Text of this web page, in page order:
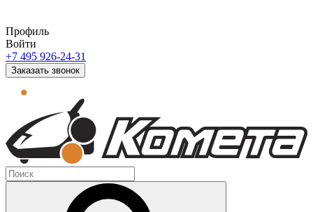
Профиль
Войти
+7 495 926-24-31
Заказать звонок